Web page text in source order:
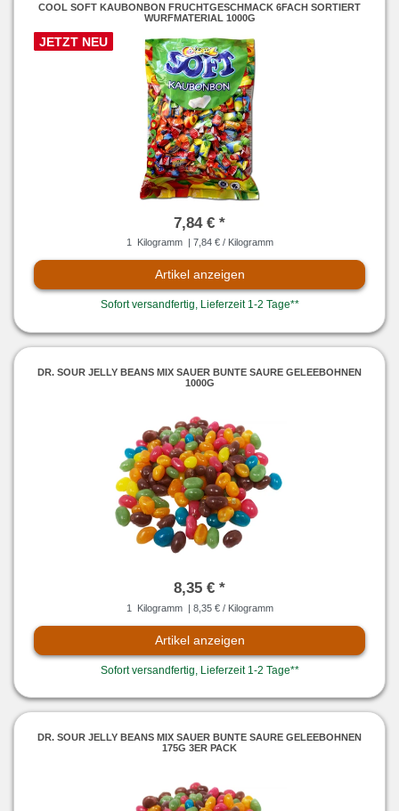
COOL SOFT KAUBONBON FRUCHTGESCHMACK 6FACH SORTIERT
WURFMATERIAL 1000G
JETZT NEU
7,84 € *
1 Kilogramm | 7,84 € / Kilogramm
Artikel anzeigen
Sofort versandfertig, Lieferzeit 1-2 Tage**
DR. SOUR JELLY BEANS MIX SAUER BUNTE SAURE GELEEBOHNEN
1000G
8,35 € *
1 Kilogramm | 8,35 € / Kilogramm
Artikel anzeigen
Sofort versandfertig, Lieferzeit 1-2 Tage**
DR. SOUR JELLY BEANS MIX SAUER BUNTE SAURE GELEEBOHNEN
175G 3ER PACK